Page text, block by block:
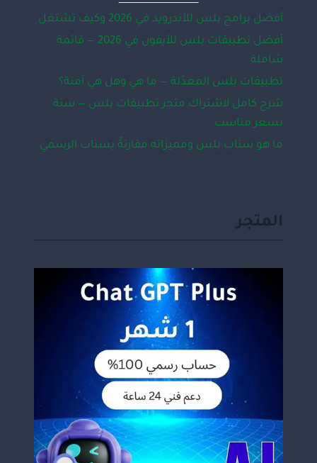
أفضل برامج بلس للأندرويد في 2026 وكيف تشتغل
أفضل تطبيقات بلس للأيفون في 2026 — قائمة
شاملة
تطبيقات بلس المعدّلة — ما هي وهل هي آمنة؟
شرح كامل لاشتراك متجر تطبيقات بلس — سنة
بسعر مناسب
ما هو سناب بلس ومميزاته مقارنةً بسناب الرسمي
المتجر